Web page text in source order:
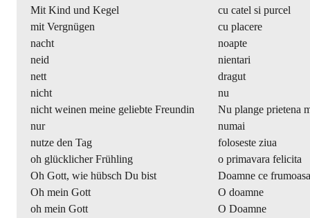
Mit Kind und Kegel
cu catel si purcel
mit Vergnügen
cu placere
nacht
noapte
neid
nientari
nett
dragut
nicht
nu
nicht weinen meine geliebte Freundin
Nu plange prietena
nur
numai
nutze den Tag
foloseste ziua
oh glücklicher Frühling
o primavara felicita
Oh Gott, wie hübsch Du bist
Doamne ce
Oh mein Gott
O doamne
oh mein Gott
O Doamne